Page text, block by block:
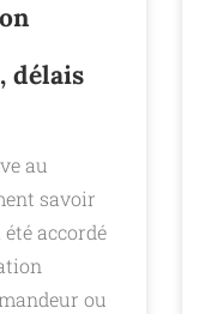
délais
au
savoir
accordé
ou